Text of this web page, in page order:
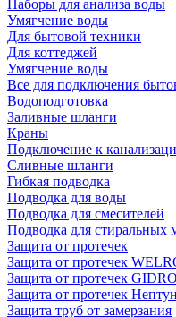
Наборы для анализа воды
Умягчение воды
Для бытовой техники
Для коттеджей
Умягчение воды
Все для подключения
Водоподготовка
Заливные шланги
Краны
Подключение к
Сливные шланги
Гибкая подводка
Подводка для воды
Подводка для смесителей
Подводка для стиральных
Защита от протечек
Защита от протечек
Защита от протечек
Защита от протечек Нептун
Защита труб от замерзания